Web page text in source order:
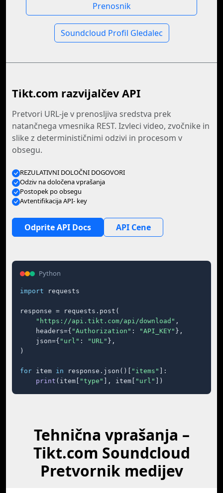
Prenosnik
Soundcloud Profil Gledalec
Tikt.com razvijalčev API
Pretvori URL-je v prenosljiva sredstva prek
natančnega vmesnika REST. Izvleci video, zvočnike in
slike z determinističnimi odzivi in procesom v
obsegu.
REZULATIVNI DOLOČNI DOGOVORI
Odziv na določena vprašanja
Postopek po obsegu
Avtentifikacija API- key
Odprite API Docs API Cene
Python
import requests
response = requests.post(
"https://api.tikt.com/api/download" ,
    headers={
"Authorization" : "API_KEY" },
    json={
"url" : "URL" },
)
for item in response.json()[ "items"
]:
print (item[ "type" ], item[ "url" ])
Tehnična vprašanja –
Tikt.com Soundcloud
Pretvornik medijev